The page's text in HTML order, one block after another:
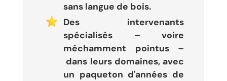
sans langue de bois.
Des intervenants
spécialisés – voire
méchamment pointus –
dans leurs domaines, avec
un paqueton d'années de